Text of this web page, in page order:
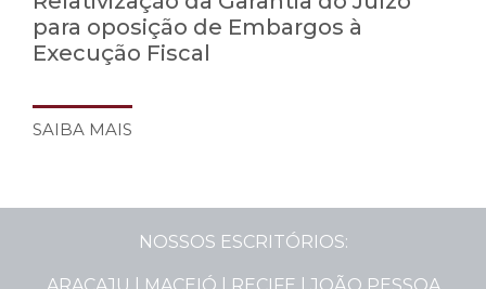
para oposição de Embargos à
Execução Fiscal
SAIBA MAIS
NOSSOS ESCRITÓRIOS: